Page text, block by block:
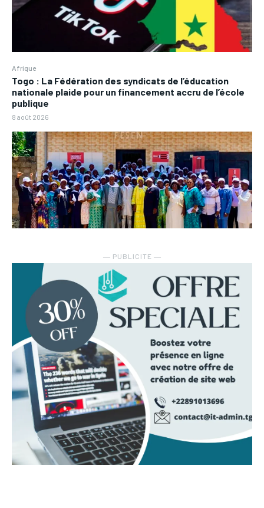
Afrique
Togo : La Fédération des syndicats de l’éducation
nationale plaide pour un financement accru de l’école
publique
8 août 2026
― PUBLICITE ―